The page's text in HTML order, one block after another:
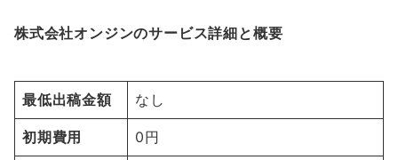
株式会社オンジンのサービス詳細と概要
最低出稿金額 なし
初期費用 0円